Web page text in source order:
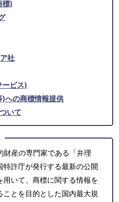
標)
社
ービス)
への商標情報提供
いて
財産の専門家である「弁理
許庁が発行する最新の公開
いて、商標に関する情報を
とを目的とした国内最大規